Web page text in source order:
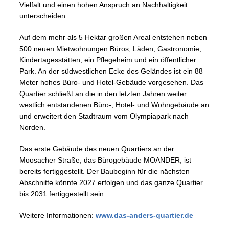
Vielfalt und einen hohen Anspruch an Nachhaltigkeit
unterscheiden.
Auf dem mehr als 5 Hektar großen Areal entstehen neben
500 neuen Mietwohnungen Büros, Läden, Gastronomie,
Kindertagesstätten, ein Pflegeheim und ein öffentlicher
Park. An der südwestlichen Ecke des Geländes ist ein 88
Meter hohes Büro- und Hotel-Gebäude vorgesehen. Das
Quartier schließt an die in den letzten Jahren weiter
westlich entstandenen Büro-, Hotel- und Wohngebäude an
und erweitert den Stadtraum vom Olympiapark nach
Norden.
Das erste Gebäude des neuen Quartiers an der
Moosacher Straße, das Bürogebäude MOANDER, ist
bereits fertiggestellt. Der Baubeginn für die nächsten
Abschnitte könnte 2027 erfolgen und das ganze Quartier
bis 2031 fertiggestellt sein.
Weitere Informationen: www.das-anders-quartier.de